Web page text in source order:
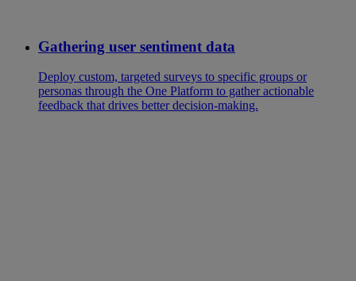
Gathering user sentiment data
Deploy custom, targeted surveys to specific groups or
personas through the One Platform to gather actionable
feedback that drives better decision-making.